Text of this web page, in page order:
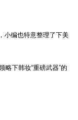
小编也特意整理了下美
下韩妆“重磅武器”的